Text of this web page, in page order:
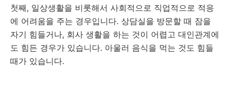
첫째, 일상생활을 비롯해서 사회적으로 직업적으로 적응
에 어려움을 주는 경우입니다. 상담실을 방문할 때 잠을
자기 힘들거나, 회사 생활을 하는 것이 어렵고 대인관계에
도 힘든 경우가 있습니다. 아울러 음식을 먹는 것도 힘들
때가 있습니다.